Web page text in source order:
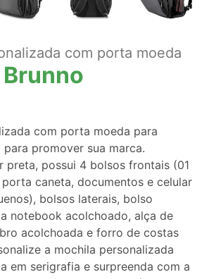
com porta moeda
com porta moeda para
promover sua marca.
preta, possui 4 bolsos frontais (01
caneta, documentos e celular
bolsos laterais, bolso
notebook acolchoado, alça de
acolchoada e forro de costas
a mochila personalizada
em serigrafia e surpreenda com a